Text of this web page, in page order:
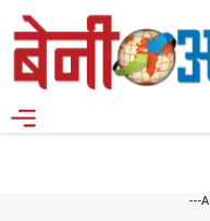
Skip
to
content
---